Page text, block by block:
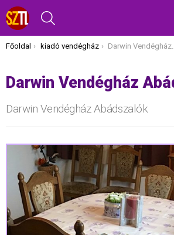
Itt vagy most:
Főoldal kiadó vendégház Darwin Vendégház Abádszalók
Darwin Vendégház
Darwin Vendégház Abádszalók